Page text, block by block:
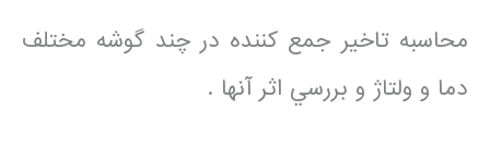
محاسبه تاخير جمع كننده در چند گوشه مختلف
دما و ولتاژ و بررسي اثر آنها .